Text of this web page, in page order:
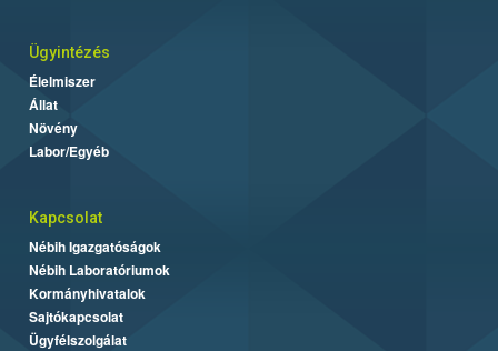
Ügyintézés
Élelmiszer
Állat
Növény
Labor/Egyéb
Kapcsolat
Nébih Igazgatóságok
Nébih Laboratóriumok
Kormányhivatalok
Sajtókapcsolat
Ügyfélszolgálat